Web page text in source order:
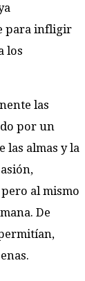
para infligir
los
las
por un
las almas y la
al mismo
De